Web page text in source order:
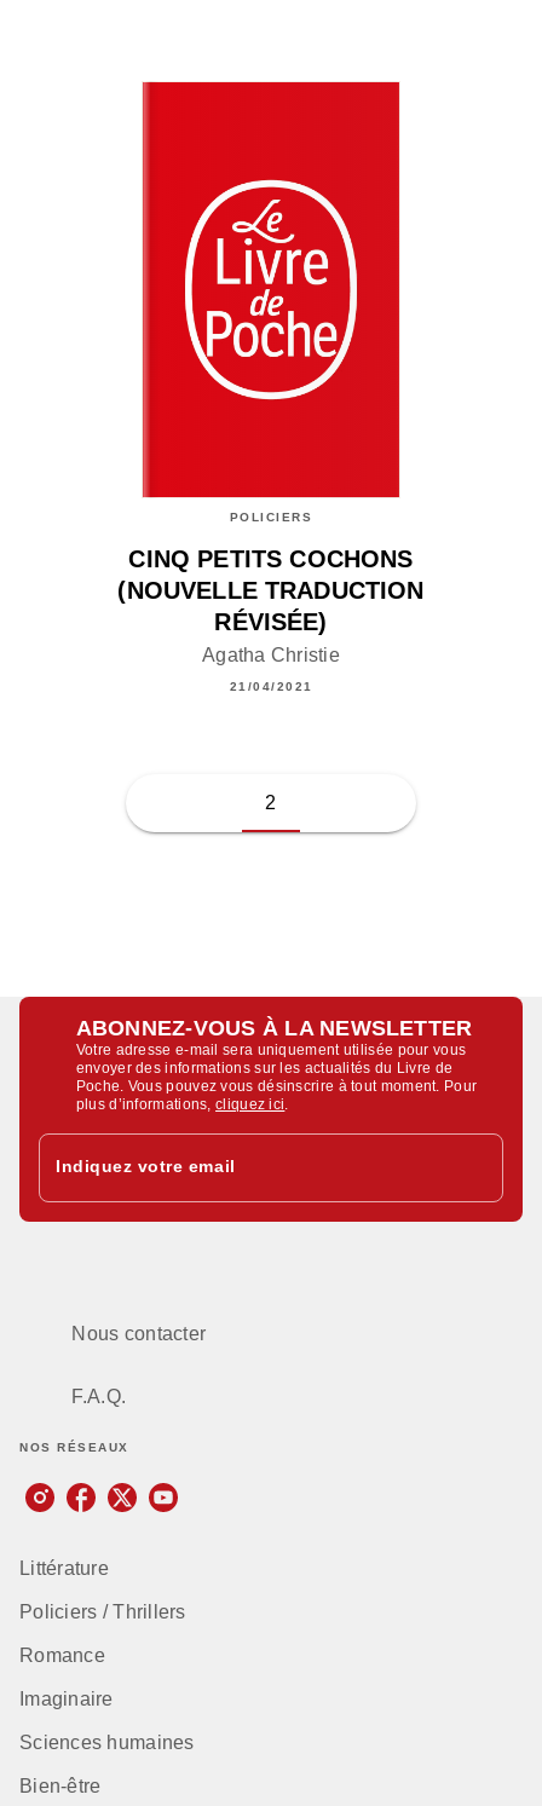
POLICIERS
CINQ PETITS COCHONS
(NOUVELLE TRADUCTION
RÉVISÉE)
Agatha Christie
21/04/2021
2
ABONNEZ-VOUS À LA NEWSLETTER
Votre adresse e-mail sera uniquement utilisée pour vous
envoyer des informations sur les actualités du Livre de
Poche. Vous pouvez vous désinscrire à tout moment. Pour
plus d’informations,cliquez ici
Indiquez votre email
Nous contacter
F.A.Q.
NOS RÉSEAUX
Littérature
Policiers / Thrillers
Romance
Imaginaire
Sciences humaines
Bien-être